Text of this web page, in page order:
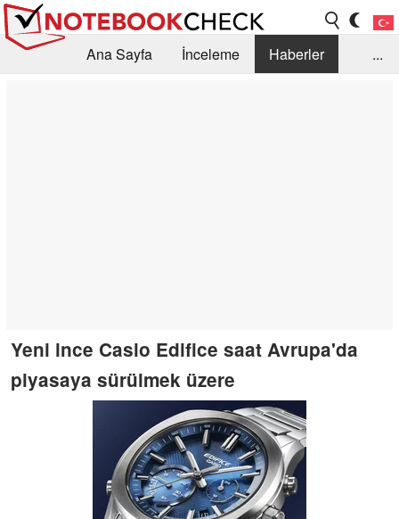
Ana Sayfa İnceleme
Haberler
...
Yeni ince Casio Edifice saat Avrupa'da
piyasaya sürülmek üzere